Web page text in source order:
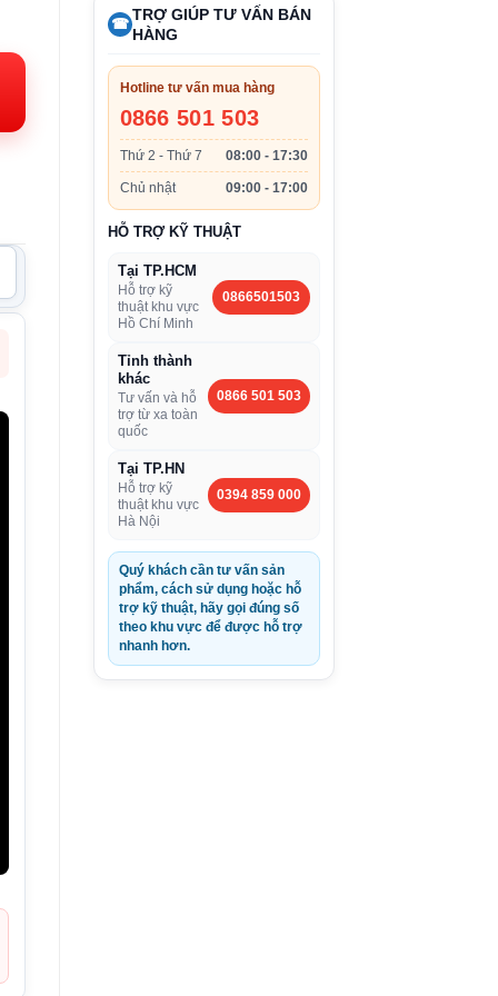
☎
TRỢ GIÚP TƯ VẤN BÁN
HÀNG
Hotline tư vấn mua hàng
0866 501 503
Thứ 2 - Thứ 7 08:00 - 17:30
Chủ nhật 09:00 - 17:00
HỖ TRỢ KỸ THUẬT
Tại TP.HCM
Hỗ trợ kỹ
thuật khu vực
Hồ Chí Minh
0866501503
Tỉnh thành
khác
Tư vấn và hỗ
trợ từ xa toàn
quốc
0866 501 503
Tại TP.HN
Hỗ trợ kỹ
thuật khu vực
Hà Nội
0394 859 000
Quý khách cần tư vấn sản
phẩm, cách sử dụng hoặc hỗ
trợ kỹ thuật, hãy gọi đúng số
theo khu vực để được hỗ trợ
nhanh hơn.